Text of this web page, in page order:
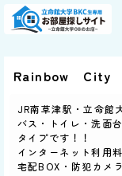
Rainbow
JR南草津駅・立命館
バス・トイレ・洗面
タイプです！！
インターネット利用
宅配BOX・防犯カメ